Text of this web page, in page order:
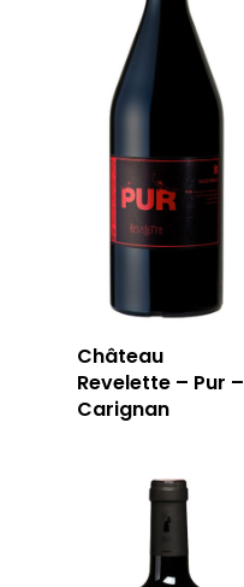
Château
Revelette – Pur –
Carignan